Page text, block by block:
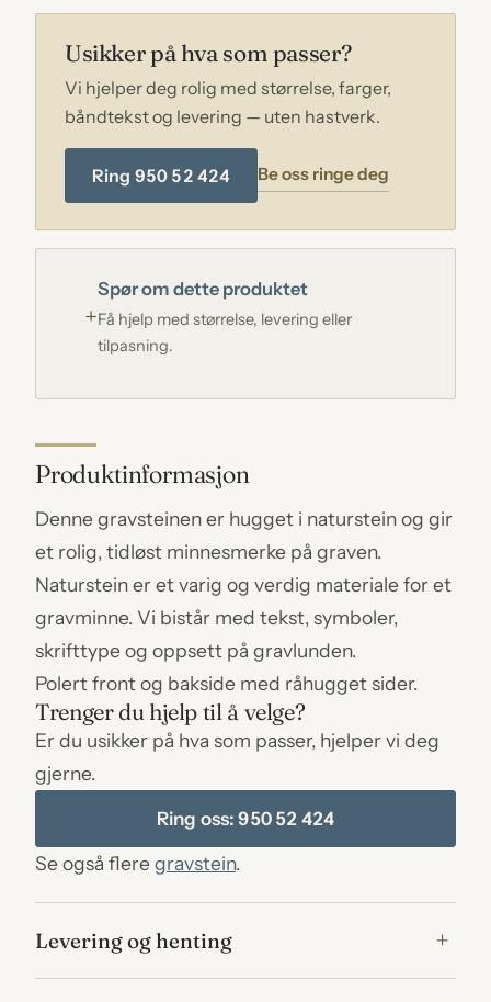
Usikker på hva som passer?
Vi hjelper deg rolig med størrelse, farger,
båndtekst og levering — uten hastverk.
Ring 950 52 424 Be oss ringe deg
Spør om dette produktet
Få hjelp med størrelse, levering eller
tilpasning.
Produktinformasjon
Denne gravsteinen er hugget i naturstein og gir
et rolig, tidløst minnesmerke på graven.
Naturstein er et varig og verdig materiale for et
gravminne. Vi bistår med tekst, symboler,
skrifttype og oppsett på gravlunden.
Polert front og bakside med råhugget sider.
Trenger du hjelp til å velge?
Er du usikker på hva som passer, hjelper vi deg
gjerne.
Ring oss: 950 52 424
Se også fleregravstein.
Levering og henting